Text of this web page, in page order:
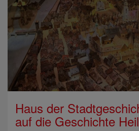
Haus der
auf die Geschichte